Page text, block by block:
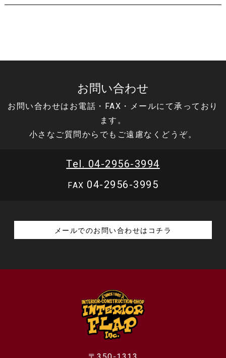
お問い合わせ
お問い合わせはお電話・FAX・メールにて承っており
ます。
小さなご質問からでもご遠慮なくどうぞ。
Tel. 04-2956-3994
FAX 04-2956-3995
メールでのお問い合わせはコチラ